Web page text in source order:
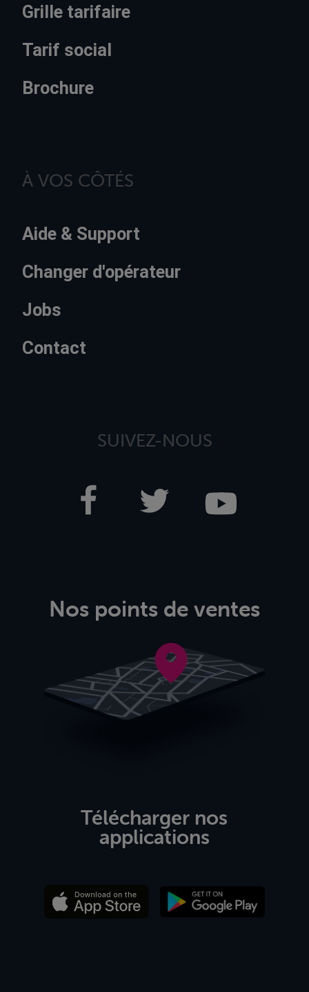
Grille tarifaire
Tarif social
Brochure
À VOS CÔTÉS
Aide & Support
Changer d'opérateur
Jobs
Contact
SUIVEZ-NOUS
Nos points de ventes
Télécharger nos
applications